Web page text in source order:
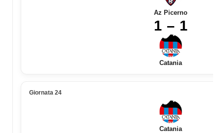
Az Picerno
1 – 1
Catania
Giornata 24
Catania